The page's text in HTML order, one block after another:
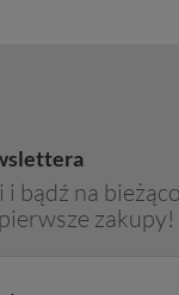
bądź na
zakupy!